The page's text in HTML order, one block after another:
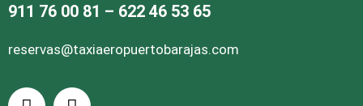
911 76 00 81 – 622 46 53 65
reservas@taxiaeropuertobarajas.com